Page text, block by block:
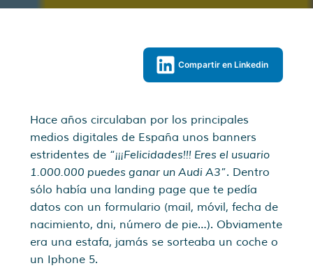
Compartir en Linkedin
Hace años circulaban por los principales
medios digitales de España unos banners
estridentes de “¡¡¡Felicidades!!! Eres el usuario
1.000.000 puedes ganar un Audi A3”. Dentro
sólo había una landing page que te pedía
datos con un formulario (mail, móvil, fecha de
nacimiento, dni, número de pie…). Obviamente
era una estafa, jamás se sorteaba un coche o
un Iphone 5.